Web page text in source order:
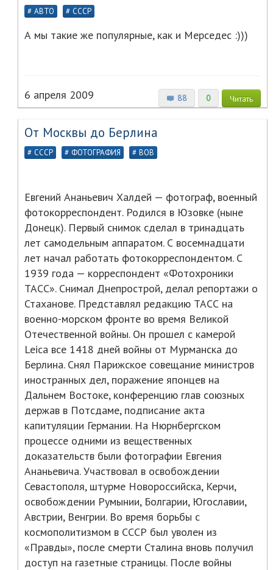
АВТО СССР
А мы такие же популярные, как и Мерседес :)))
88 0 Читать
6 апреля 2009
От Москвы до Берлина
СССР ФОТОГРАФИЯ ВОВ
Евгений Ананьевич Халдей — фотограф, военный
фотокорреспондент. Родился в Юзовке (ныне
Донецк). Первый снимок сделал в тринадцать
лет самодельным аппаратом. С восемнадцати
лет начал работать фотокорреспондентом. С
1939 года — корреспондент «Фотохроники
ТАСС». Снимал Днепрострой, делал репортажи о
Стаханове. Представлял редакцию ТАСС на
военно-морском фронте во время Великой
Отечественной войны. Он прошел с камерой
Leica все 1418 дней войны от Мурманска до
Берлина. Снял Парижское совещание министров
иностранных дел, поражение японцев на
Дальнем Востоке, конференцию глав союзных
держав в Потсдаме, подписание акта
капитуляции Германии. На Нюрнбергском
процессе одними из вещественных
доказательств были фотографии Евгения
Ананьевича. Участвовал в освобождении
Севастополя, штурме Новороссийска, Керчи,
освобождении Румынии, Болгарии, Югославии,
Австрии, Венгрии. Во время борьбы с
космополитизмом в СССР был уволен из
«Правды», после смерти Сталина вновь получил
доступ на газетные страницы. После войны